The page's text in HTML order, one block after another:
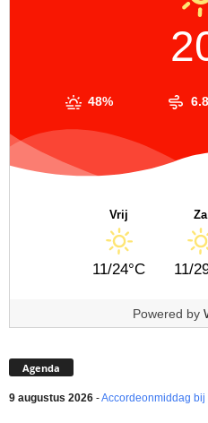
48%
Vrij
11/24°C
Za
11/
Powered by
Agenda
9 augustus 2026 -Accordeonmiddag bij